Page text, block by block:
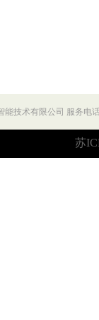
能技术有限公司 服务电
苏